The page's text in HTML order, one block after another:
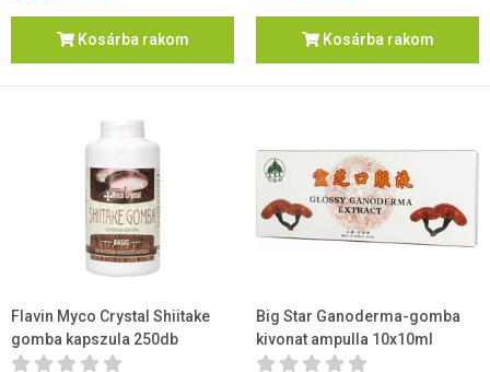
Kosárba rakom Kosárba rakom
Flavin Myco Crystal Shiitake
gomba kapszula 250db
Big Star Ganoderma-gomba
kivonat ampulla 10x10ml